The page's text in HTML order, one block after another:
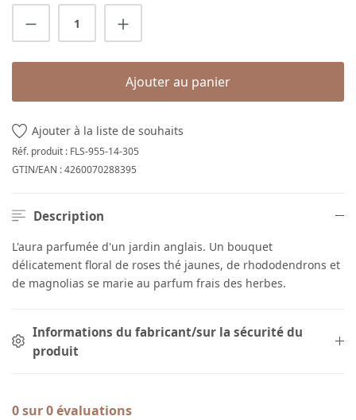
Quantité de produit : Entrez la quantité
Ajouter au panier
Ajouter à la liste de souhaits
Réf. produit : FLS-955-14-305
GTIN/EAN :4260070288395
Description
L'aura parfumée d'un jardin anglais. Un bouquet
délicatement floral de roses thé jaunes, de rhododendrons et
de magnolias se marie au parfum frais des herbes.
Informations du fabricant/sur la sécurité du
produit
0 sur 0 évaluations